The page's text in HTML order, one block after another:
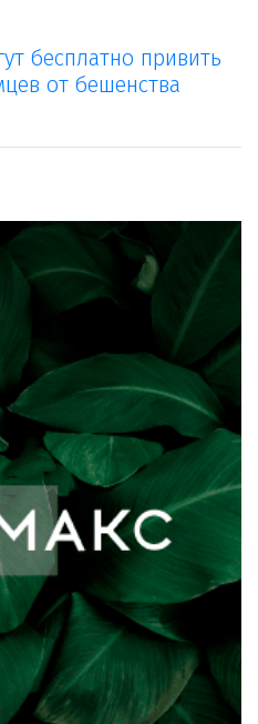
бесплатно привить
от бешенства